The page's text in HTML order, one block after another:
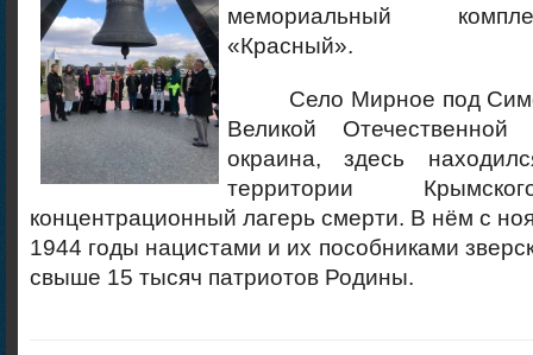
мемориальный
«Красный».
Село Мирное под
Великой
окраина, здесь
территории
концентрационный лагерь смерти. В нём с
1944 годы нацистами и их пособниками
свыше 15 тысяч патриотов Родины.